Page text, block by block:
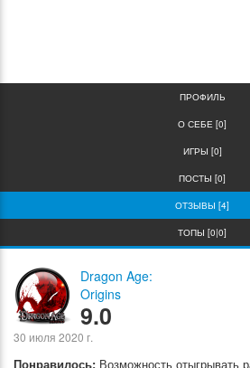
ПРОФИЛЬ
О СЕБЕ [0]
ИГРЫ [0]
ПОСТЫ [0]
ОТЗЫВЫ [4]
ТОПЫ [0|0]
Dragon Age:
Origins
9.0
30 июля 2020 г.
Понравилось: Возможность отыгрывать